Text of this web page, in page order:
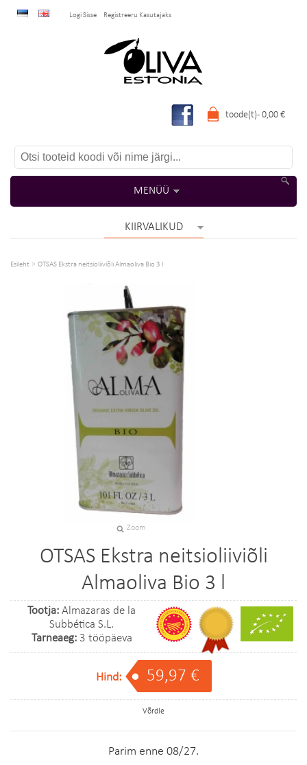
Logi Sisse Registreeru Kasutajaks
toode(t) - 0,00 €
MENÜÜ
KIIRVALIKUD
Esileht » OTSAS Ekstra neitsioliiviõli Almaoliva Bio 3 l
Zoom
OTSAS Ekstra neitsioliiviõli
Almaoliva Bio 3 l
Tootja: Almazaras de la
Subbética S.L.
Tarneaeg:3 tööpäeva
Hind: 59,97 €
Võrdle
Parim enne 08/27.